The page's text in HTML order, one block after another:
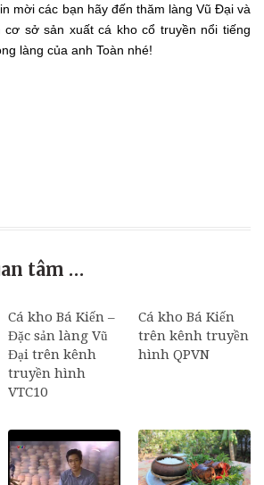
mời các bạn hãy đến thăm làng Vũ Đại và
cơ sở sản xuất cá kho cổ truyền nổi tiếng
làng của anh Toàn nhé!
tâm …
Cá kho Bá Kiến –
Đặc sản làng Vũ
Đại trên kênh
truyền hình
VTC10
Cá kho Bá Kiến
trên kênh truyền
hình QPVN